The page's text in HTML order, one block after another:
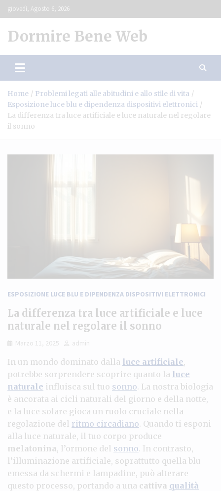
to
giovedì, Agosto 6, 2026
Dormire Bene Web
Home
Problemi legati alle abitudini e allo stile di vita
Esposizione luce blu e dipendenza dispositivi elettronici
La differenza tra luce artificiale e luce naturale nel regolare
il sonno
ESPOSIZIONE LUCE BLU E DIPENDENZA DISPOSITIVI ELETTRONICI
La differenza tra luce artificiale e luce
naturale nel regolare il sonno
Marzo 11, 2025 admin
In un mondo dominato dalla luce artificiale,
potrebbe sorprendere scoprire quanto la luce
naturale influisca sul tuo sonno. La nostra biologia
è ancorata ai cicli naturali del giorno e della notte,
e la luce solare gioca un ruolo cruciale nella
regolazione del ritmo circadiano. Quando ti esponi
alla luce naturale, il tuo corpo produce
melatonina, l’ormone del sonno. In contrasto,
l’illuminazione artificiale, soprattutto quella blu
emessa da schermi e lampadine, può alterare
questo processo, portando a una cattiva qualità